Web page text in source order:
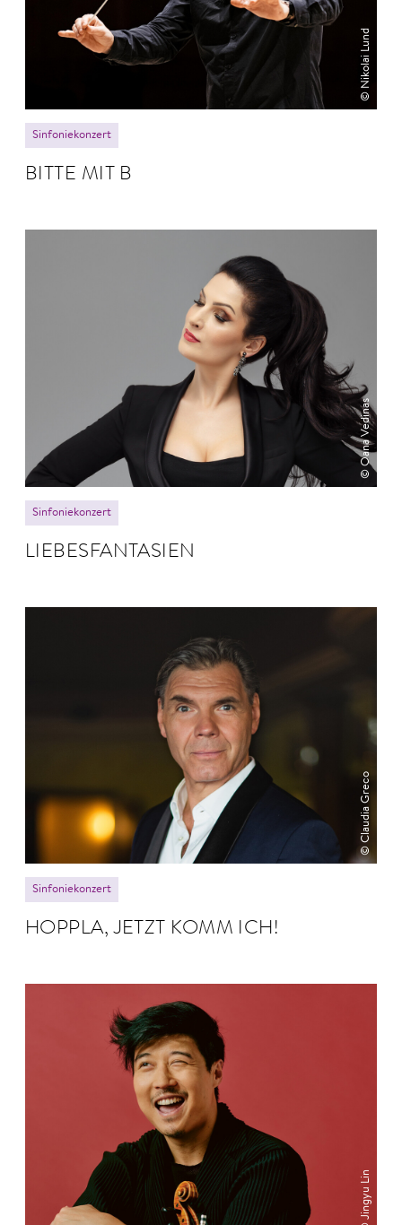
© Nikolai Lund
Sinfoniekonzert
BITTE MIT B
© Oana Vedinas
Sinfoniekonzert
LIEBES­FANTASIEN
© Claudia Greco
Sinfoniekonzert
HOPPLA, JETZT KOMM ICH!
© Jingyu Lin